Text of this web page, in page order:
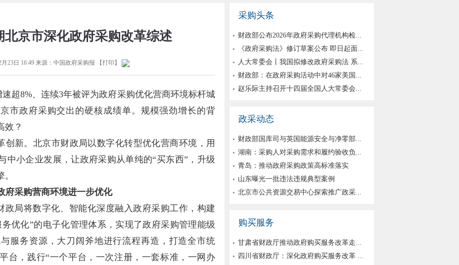
北京市深化政府采购改革综述
月23日 16:49来源： 中国政府采购报 【打印 】
8%、连续3年被评为政府采购优化营商环境标杆城
市政府采购交出的硬核成绩单。规模强劲增长的背
效？
创新。北京市财政局以数字化转型优化营商环境，用
中小企业发展，让政府采购从单纯的“买东西”，升级
府采购营商环境进一步优化
政局将数字化、智能化深度融入政府采购工作，构建
优化”的电子化管理体系，实现了政府采购管理能级
服务资源，大刀阔斧地进行流程再造，打造全市统
台，践行“一个平台，一次注册，一套标准，一网办
采购头条
财政部公布2026年政府采购代理机构检...
《政府采购法》修订草案公布 即日起面...
人大常委会丨我国拟修改政府采购法 系...
财政部：在政府采购活动中对46家美国...
赵乐际主持召开十四届全国人大常委会...
政采动态
财政部国库司与英国能源安全与净零部...
湖南：采购人对采购需求和履约验收负...
青岛：推动政府采购政策高标准落实
山东曝光一批违法违规典型案例
北京市公共资源交易中心探索推广政采...
购买服务
甘肃省财政厅推动政府购买服务改革走...
四川省财政厅：深化政府购买服务改革 ...